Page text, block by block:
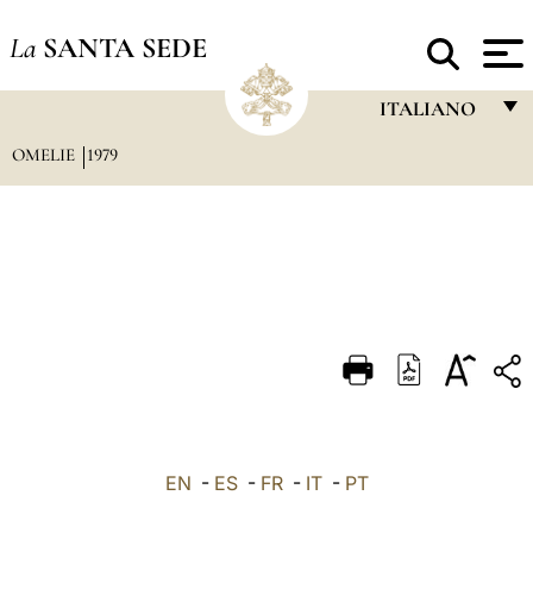
La SANTA SEDE
ITALIANO
DEUTSCH
OMELIE 1979
EN - ES- FR- IT- PT